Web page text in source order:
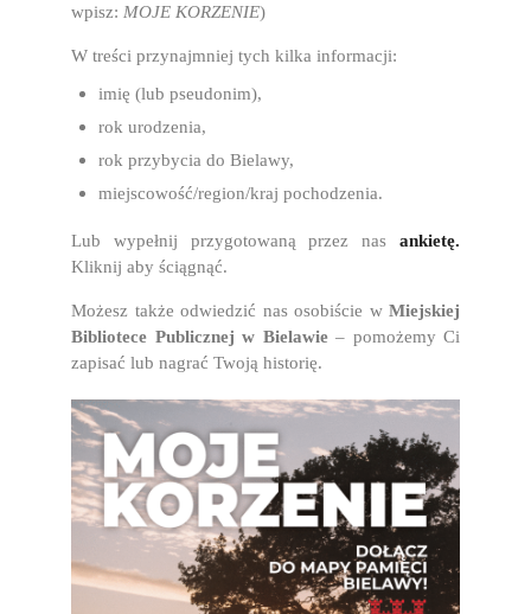
wpisz: MOJE KORZENIE)
W treści przynajmniej tych kilka informacji:
imię (lub pseudonim),
rok urodzenia,
rok przybycia do Bielawy,
miejscowość/region/kraj pochodzenia.
Lub wypełnij przygotowaną przez nas
ankietę.
Kliknij aby ściągnąć.
Możesz także odwiedzić nas osobiście w Miejskiej
Bibliotece Publicznej w Bielawie– pomożemy Ci
zapisać lub nagrać Twoją historię.